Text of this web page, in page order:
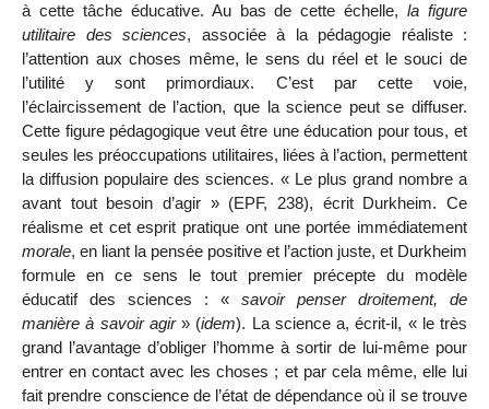
à cette tâche éducative. Au bas de cette échelle,la figure
utilitaire des sciences, associée à la pédagogie réaliste :
l’attention aux choses même, le sens du réel et le souci de
l’utilité y sont primordiaux. C’est par cette voie,
l’éclaircissement de l’action, que la science peut se diffuser.
Cette figure pédagogique veut être une éducation pour tous, et
seules les préoccupations utilitaires, liées à l’action, permettent
la diffusion populaire des sciences. « Le plus grand nombre a
avant tout besoin d’agir » (EPF, 238), écrit Durkheim. Ce
réalisme et cet esprit pratique ont une portée immédiatement
morale, en liant la pensée positive et l’action juste, et Durkheim
formule en ce sens le tout premier précepte du modèle
éducatif des sciences
: « savoir penser droitement, de
manière à savoir agir » (idem). La science a, écrit-il, « le très
grand l’avantage d’obliger l’homme à sortir de lui-même pour
entrer en contact avec les choses ; et par cela même, elle lui
fait prendre conscience de l’état de dépendance où il se trouve